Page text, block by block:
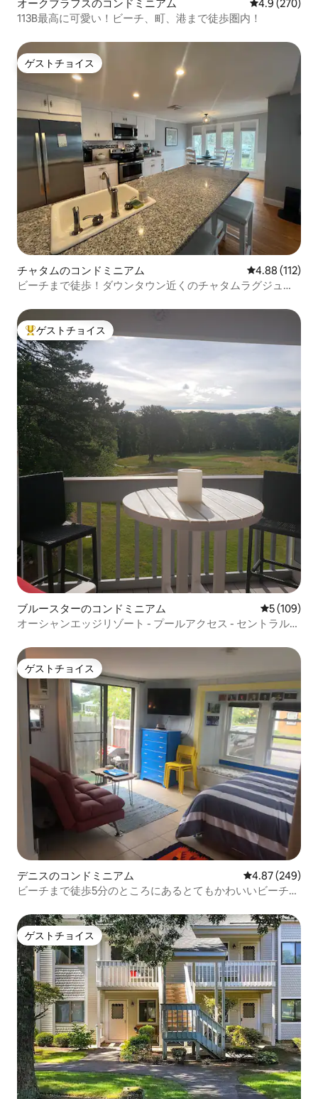
オークブラフスのコンドミニアム レビュー270
4.9 (270)
113B最高に可愛い！ビーチ、町、港まで徒歩圏内！
ゲストチョイス
ゲストチョイス
チャタムのコンドミニアム レビュー112
4.88 (112)
ビーチまで徒歩！ダウンタウン近くのチャタムラグジュア
大好評のゲストチョイスです。
ゲストチョイス
ブルースターのコンドミニアム レビュー
5 (109)
オーシャンエッジリゾート - プールアクセス - セントラルエ
ゲストチョイス
ゲストチョイス
デニスのコンドミニアム レビュー249
4.87 (249)
ビーチまで徒歩5分のところにあるとてもかわいいビーチコ
ゲストチョイス
ゲストチョイス